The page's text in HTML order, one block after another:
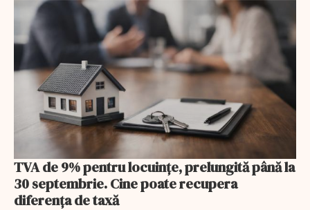
TVA de 9% pentru locuințe, prelungită până la
30 septembrie. Cine poate recupera
diferența de taxă